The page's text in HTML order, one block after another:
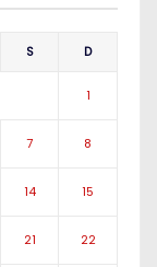
S D
1
7 8
14 15
21 22